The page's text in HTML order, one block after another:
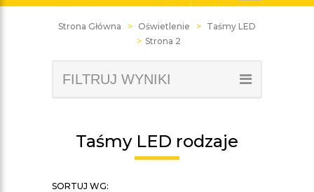
Strona Główna Oświetlenie
Taśmy LED
Strona 2
FILTRUJ WYNIKI
Taśmy LED rodzaje
SORTUJ WG: